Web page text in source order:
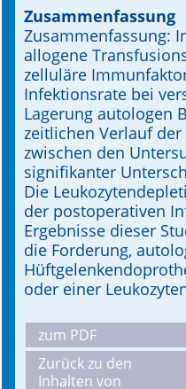
Online First
A&I English
Mediadaten
Autoren-Service
Bestell-Service
Stellenmarkt
Kongresskalender
Zusammenfassung
Zusammenfassung:
allogene
zelluläre
Infektionsrate bei
Lagerung autologen
zeitlichen Verlauf
zwischen den
signifikanter
Die
der postoperativen
Ergebnisse dieser
die Forderung,
oder einer
zum PDF
Zurück zu den
Inhalten von